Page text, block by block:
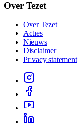
Over Tezet
Over Tezet
Acties
Nieuws
Disclaimer
Privacy statement